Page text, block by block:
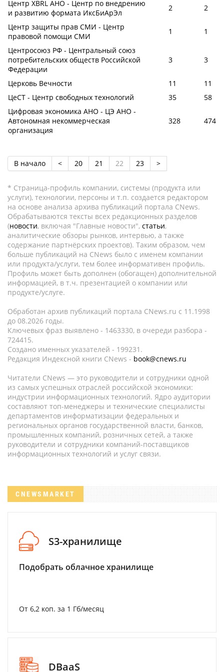
Центр XBRL АНО - Центр по внедрению
и развитию формата ИксБиАрЭл
2
2
Центр защиты прав СМИ - Центр
правовой помощи СМИ
1
1
Центросоюз РФ - Центральный союз
потребительских обществ Российской
Федерации
3 3
Церковь Вечности 11
11
ЦеСТ - Центр свободных технологий
35
58
Цифровая экономика АНО - ЦЭ АНО -
Автономная некоммерческая
организация
328 474
В начало < 20 21 22 23 >
* Страница-профиль компании, системы (продукта или
услуги), технологии, персоны и т.п. создается редактором
на основе анализа архива публикаций портала CNews.
Обрабатываются тексты всех редакционных разделов
(новости, включая "Главные новости", статьи,
аналитические обзоры рынков, интервью, а также
содержание партнёрских проектов). Таким образом, чем
больше публикаций на CNews было с именем компании
или продукта/услуги, тем более информативен профиль.
Профиль может быть дополнен (обогащен) дополнительной
информацией, в т.ч. презентацией о компании или
продукте/услуге.
Обработан архив публикаций портала CNews.ru c 11.1998
до 08.2026 годы.
Ключевых фраз выявлено - 1463330, в очереди разбора -
724415.
Создано именных указателей - 199231.
Редакция Индексной книги CNews - book@cnews.ru
Читатели CNews — это руководители и сотрудники одной
из самых успешных отраслей российской экономики:
индустрии информационных технологий. Ядро аудитории
составляют топ-менеджеры и технические специалисты
департаментов информатизации федеральных и
региональных органов государственной власти, банков,
промышленных компаний, розничных сетей, а также
руководители и сотрудники компаний-поставщиков
информационных технологий и услуг связи.
CNEWSMARKET
S3-хранилище
Подобрать облачное хранилище
От 6,2 коп. за 1 Гб/месяц
DBaaS